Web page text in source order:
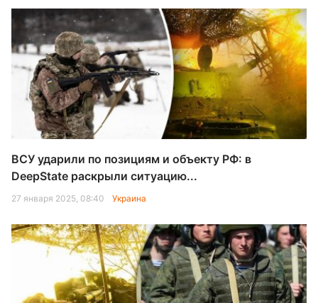
ВСУ ударили по позициям и объекту РФ: в
DeepState раскрыли ситуацию...
27 января 2025, 08:40 Украина